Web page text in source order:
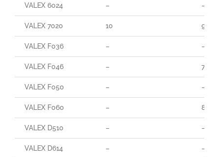
VALEX 6024 – –
VALEX 7020 10 90
VALEX F036 – –
VALEX F046 – 70
VALEX F050 – –
VALEX F060 – 85
VALEX D510 – –
VALEX D614 – –